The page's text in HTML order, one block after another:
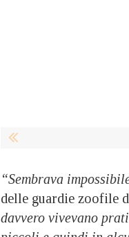
“Sembrava
delle guardie zoofile
davvero vivevano